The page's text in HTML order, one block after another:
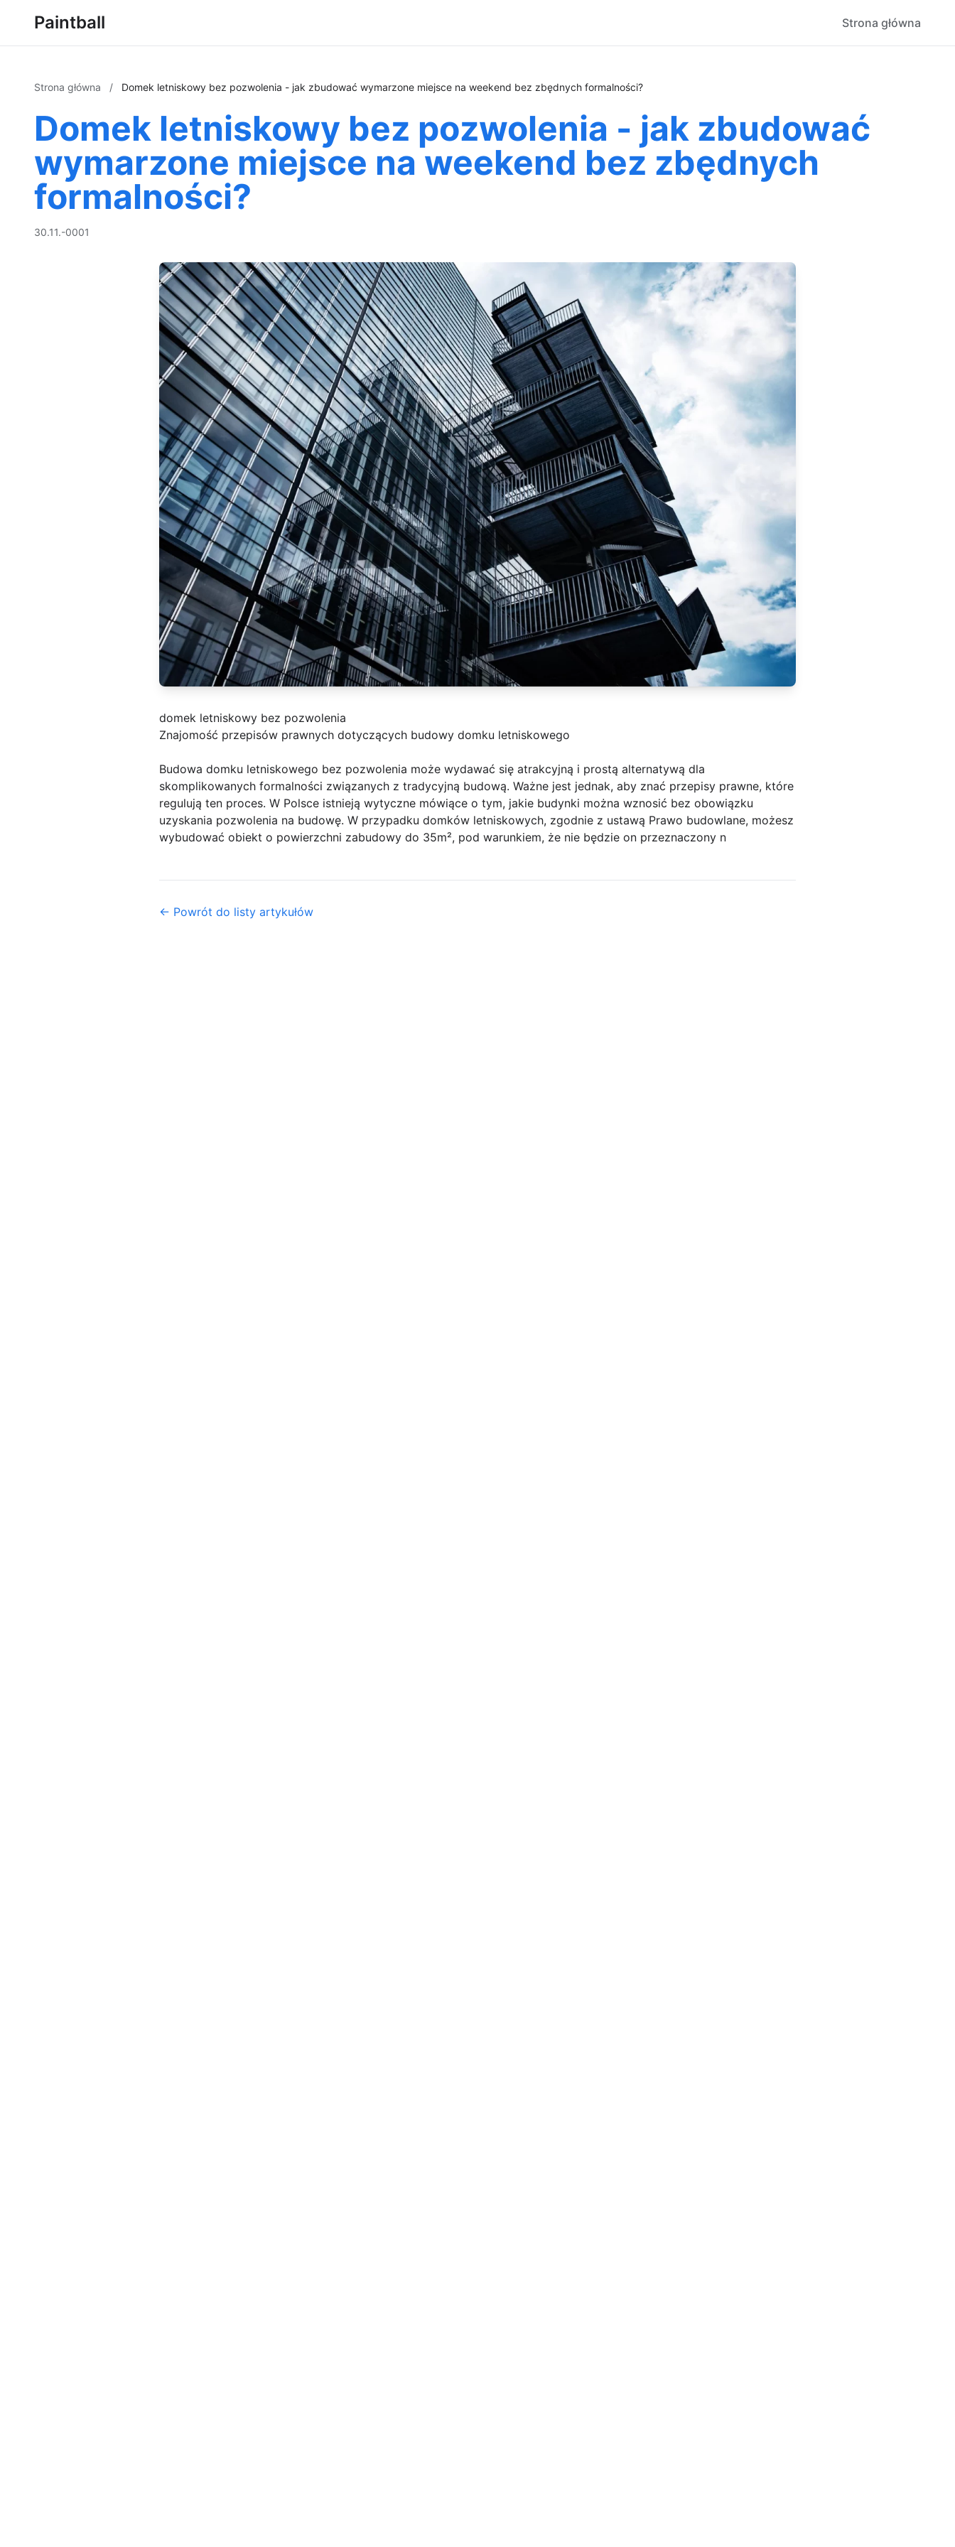
Paintball Strona główna
Strona główna / Domek letniskowy bez pozwolenia - jak zbudować wymarzone miejsce na weekend bez zbędnych formalności?
Domek letniskowy bez pozwolenia - jak zbudować
wymarzone miejsce na weekend bez zbędnych
formalności?
30.11.-0001
domek letniskowy bez pozwolenia
Znajomość przepisów prawnych dotyczących budowy domku letniskowego
Budowa domku letniskowego bez pozwolenia może wydawać się atrakcyjną i prostą alternatywą dla
skomplikowanych formalności związanych z tradycyjną budową. Ważne jest jednak, aby znać przepisy prawne, które
regulują ten proces. W Polsce istnieją wytyczne mówiące o tym, jakie budynki można wznosić bez obowiązku
uzyskania pozwolenia na budowę. W przypadku domków letniskowych, zgodnie z ustawą Prawo budowlane, możesz
wybudować obiekt o powierzchni zabudowy do 35m², pod warunkiem, że nie będzie on przeznaczony n
← Powrót do listy artykułów